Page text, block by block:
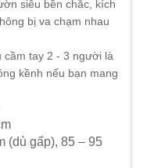
siêu bền chắc, kích
bị va chạm nhau
cầm tay 2 - 3 người là
kềnh nếu bạn mang
(dù gấp), 85 – 95